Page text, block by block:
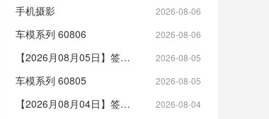
2026-08-06
手机摄影
2026-08-06
车模系列 60806
2026-08-05
【2026月08月05日】签到帖
2026-08-05
车模系列 60805
2026-08-04
【2026月08月04日】签到帖